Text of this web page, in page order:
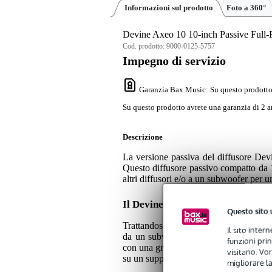
Questo sito
Il sito
funzioni
visitano.
migliorare
Informazioni sul prodotto Foto a 360°
Devine Axeo 10 10-inch Passive Full-
Cod. prodotto: 9000-0125-5757
Impegno di servizio
Garanzia Bax Music: Su questo
Su questo prodotto avrete una garanzia di 2
Descrizione
La versione passiva del diffusore
Questo diffusore passivo compatto
altri diffusori e/o a un subwoofer per
Il Devine Axeo 10
Trattandosi di un diffusore passivo, il
da un subwoofer attivo dotato di
con una griglia metallica, tre maniglie
su un supporto per diffusori da 35